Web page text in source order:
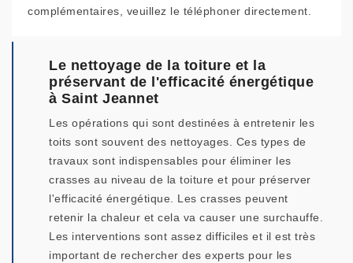
complémentaires, veuillez le téléphoner directement.
Le nettoyage de la toiture et la
préservant de l'efficacité énergétique
à Saint Jeannet
Les opérations qui sont destinées à entretenir les
toits sont souvent des nettoyages. Ces types de
travaux sont indispensables pour éliminer les
crasses au niveau de la toiture et pour préserver
l'efficacité énergétique. Les crasses peuvent
retenir la chaleur et cela va causer une surchauffe.
Les interventions sont assez difficiles et il est très
important de rechercher des experts pour les